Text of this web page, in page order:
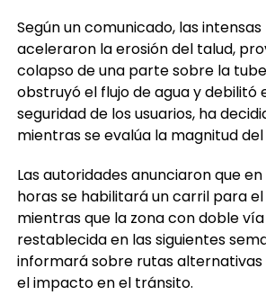
Según un comunicado, las
aceleraron la erosión del talud,
colapso de una parte sobre la
obstruyó el flujo de agua y debilitó
seguridad de los usuarios, ha
mientras se evalúa la magnitud del
Las autoridades anunciaron que
horas se habilitará un carril para
mientras que la zona con doble
restablecida en las siguientes
informará sobre rutas
el impacto en el tránsito.